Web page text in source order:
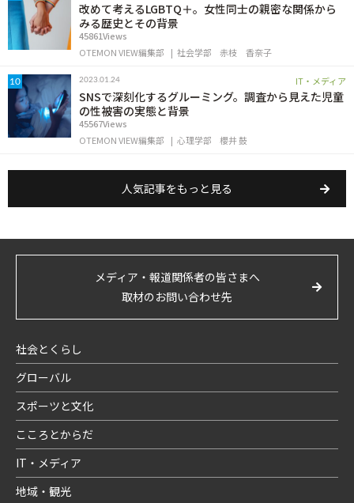
改めて考えるLGBTQ＋。女性同士の親密な関係から
みる歴史とその背景
45861Views
OTEMON VIEW編集部
社会学部 赤枝 香奈子
10 2023.01.24 IT・メディア
SNSで深刻化するグルーミング。調査から見えた児童
の性被害の実態と背景
45567Views
OTEMON VIEW編集部
心理学部 櫻井 鼓
人気記事をもっと見る
メディア・報道関係者の皆さまへ
取材のお問い合わせ先
社会とくらし
グローバル
スポーツと文化
こころとからだ
IT・メディア
地域・観光